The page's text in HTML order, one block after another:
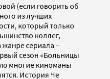
(если говорить об
из лучших
который только
коллег,
жанре сериала –
сезон «Больницы
многие киноманы
История Че